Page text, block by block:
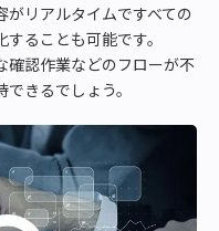
リアルタイムですべての
ることも可能です。
確認作業などのフローが不
きるでしょう。